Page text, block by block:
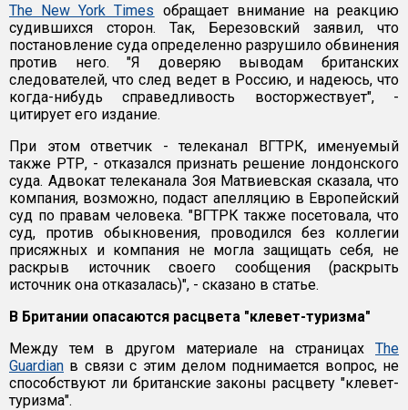
The New York Times обращает внимание на реакцию
судившихся сторон. Так, Березовский заявил, что
постановление суда определенно разрушило обвинения
против него. "Я доверяю выводам британских
следователей, что след ведет в Россию, и надеюсь, что
когда-нибудь справедливость восторжествует", -
цитирует его издание.
При этом ответчик - телеканал ВГТРК, именуемый
также РТР, - отказался признать решение лондонского
суда. Адвокат телеканала Зоя Матвиевская сказала, что
компания, возможно, подаст апелляцию в Европейский
суд по правам человека. "ВГТРК также посетовала, что
суд, против обыкновения, проводился без коллегии
присяжных и компания не могла защищать себя, не
раскрыв источник своего сообщения (раскрыть
источник она отказалась)", - сказано в статье.
В Британии опасаются расцвета "клевет-туризма"
Между тем в другом материале на страницах The
Guardian в связи с этим делом поднимается вопрос, не
способствуют ли британские законы расцвету "клевет-
туризма".